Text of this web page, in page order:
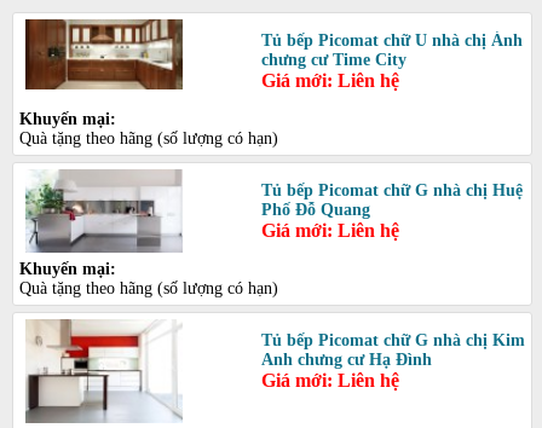
Tủ bếp Picomat chữ U nhà chị Ánh
chưng cư Time City
Giá mới: Liên hệ
Khuyến mại:
Quà tặng theo hãng (số lượng có hạn)
Tủ bếp Picomat chữ G nhà chị Huệ
Phố Đỗ Quang
Giá mới: Liên hệ
Khuyến mại:
Quà tặng theo hãng (số lượng có hạn)
Tủ bếp Picomat chữ G nhà chị Kim
Anh chưng cư Hạ Đình
Giá mới: Liên hệ